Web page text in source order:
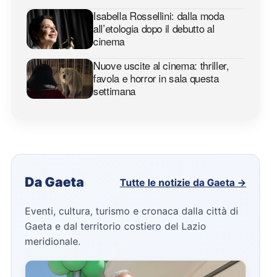
Isabella Rossellini: dalla moda
all’etologia dopo il debutto al
cinema
Nuove uscite al cinema: thriller,
favola e horror in sala questa
settimana
Da Gaeta Tutte le notizie da Gaeta →
Eventi, cultura, turismo e cronaca dalla città di
Gaeta e dal territorio costiero del Lazio
meridionale.